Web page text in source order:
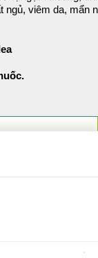
ngủ, viêm da, mẩn